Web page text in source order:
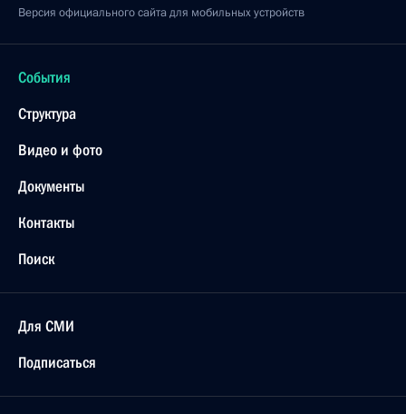
Версия официального сайта для мобильных устройств
События
Структура
Видео и фото
Документы
Контакты
Поиск
Для СМИ
Подписаться